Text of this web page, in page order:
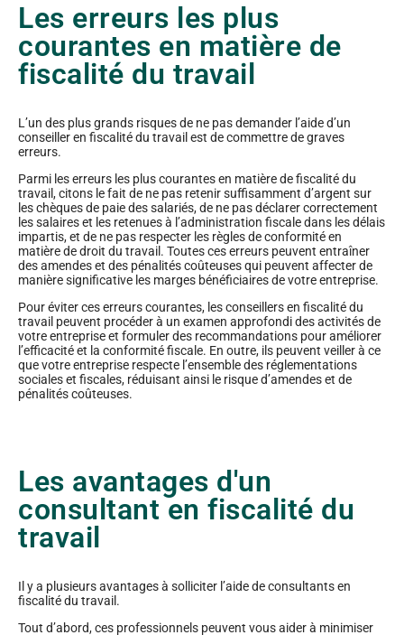
Les erreurs les plus
courantes en matière de
fiscalité du travail
L’un des plus grands risques de ne pas demander l’aide d’un
conseiller en fiscalité du travail est de commettre de graves
erreurs.
Parmi les erreurs les plus courantes en matière de fiscalité du
travail, citons le fait de ne pas retenir suffisamment d’argent sur
les chèques de paie des salariés, de ne pas déclarer correctement
les salaires et les retenues à l’administration fiscale dans les délais
impartis, et de ne pas respecter les règles de conformité en
matière de droit du travail. Toutes ces erreurs peuvent entraîner
des amendes et des pénalités coûteuses qui peuvent affecter de
manière significative les marges bénéficiaires de votre entreprise.
Pour éviter ces erreurs courantes, les conseillers en fiscalité du
travail peuvent procéder à un examen approfondi des activités de
votre entreprise et formuler des recommandations pour améliorer
l’efficacité et la conformité fiscale. En outre, ils peuvent veiller à ce
que votre entreprise respecte l’ensemble des réglementations
sociales et fiscales, réduisant ainsi le risque d’amendes et de
pénalités coûteuses.
Les avantages d'un
consultant en fiscalité du
travail
Il y a plusieurs avantages à solliciter l’aide de consultants en
fiscalité du travail.
Tout d’abord, ces professionnels peuvent vous aider à minimiser